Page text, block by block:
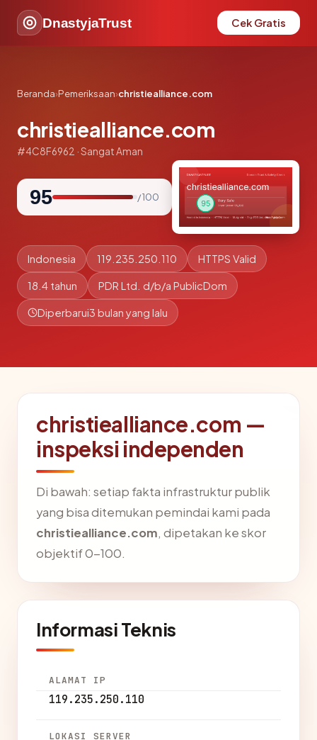
DnastyjaTrust Cek Gratis
Beranda›Pemeriksaan›christiealliance.com
christiealliance.com
#4C8F6962 · Sangat Aman
95 / 100
Indonesia 119.235.250.110 HTTPS Valid
18.4 tahun PDR Ltd. d/b/a PublicDom
Diperbarui3 bulan yang lalu
christiealliance.com —
inspeksi independen
Di bawah: setiap fakta infrastruktur publik
yang bisa ditemukan pemindai kami pada
christiealliance.com, dipetakan ke skor
objektif 0-100.
Informasi Teknis
ALAMAT IP
119.235.250.110
LOKASI SERVER